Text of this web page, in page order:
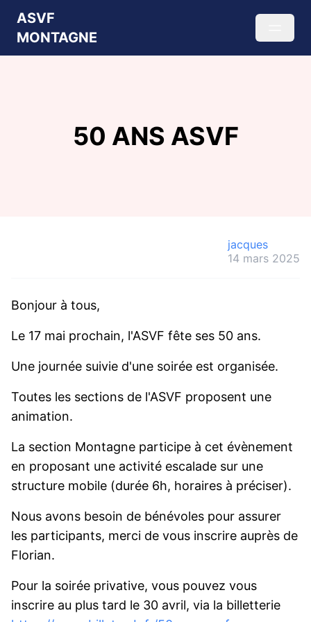
ASVF
MONTAGNE
50 ANS ASVF
jacques
14 mars 2025
Bonjour à tous,
Le 17 mai prochain, l'ASVF fête ses 50 ans.
Une journée suivie d'une soirée est organisée.
Toutes les sections de l'ASVF proposent une
animation.
La section Montagne participe à cet évènement
en proposant une activité escalade sur une
structure mobile (durée 6h, horaires à préciser).
Nous avons besoin de bénévoles pour assurer
les participants, merci de vous inscrire auprès de
Florian.
Pour la soirée privative, vous pouvez vous
inscrire au plus tard le 30 avril, via la billetterie